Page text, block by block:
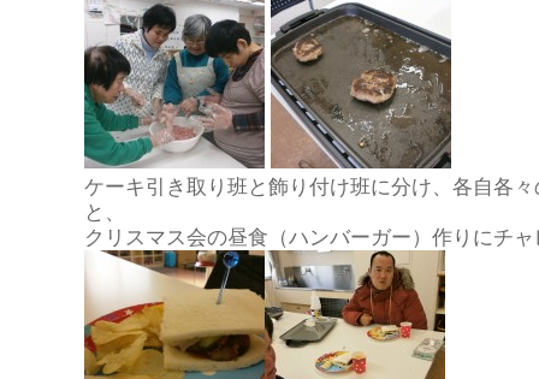
ケーキ引き取り班と飾り付け班に分け、各自各
と、
クリスマス会の昼食（ハンバーガー）作りにチ